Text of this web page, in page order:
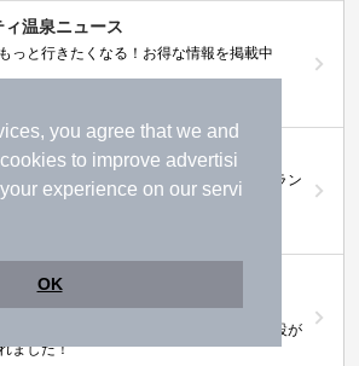
you agree that we and
to improve advertisi
experience on our servi
OK
ィ温泉ニュース
っと行きたくなる！お得な情報を掲載中
ィ温泉 おふろパス
設をお得に楽しめるサブスクリプションプラン
ティライフスタイル株主優待のご案
待制度で人気の温浴施設に行こう！対象施設が
ました！